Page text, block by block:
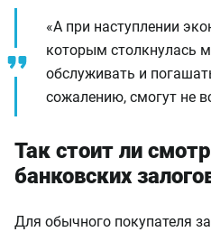
«А при наступлении
которым столкнулась
обслуживать и
сожалению, смогут не
Так стоит ли
банковских
Для обычного покупателя